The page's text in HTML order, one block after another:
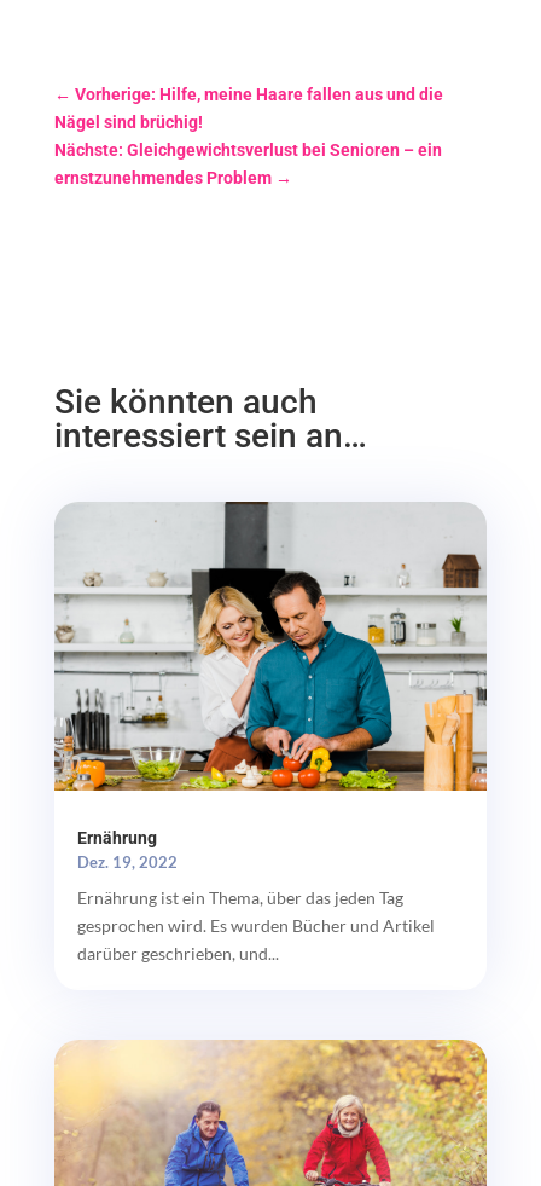
← Vorherige: Hilfe, meine Haare fallen aus und die
Nägel sind brüchig!
Nächste: Gleichgewichtsverlust bei Senioren – ein
ernstzunehmendes Problem→
Sie könnten auch
interessiert sein an…
Ernährung
Dez. 19, 2022
Ernährung ist ein Thema, über das jeden Tag
gesprochen wird. Es wurden Bücher und Artikel
darüber geschrieben, und...